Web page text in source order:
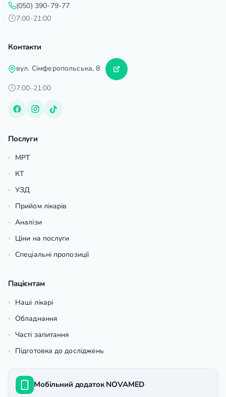
(050) 390-79-77
7:00-21:00
Контакти
вул. Сімферопольська, 8
7:00-21:00
Послуги
МРТ
КТ
УЗД
Прийом лікарів
Аналізи
Ціни на послуги
Спеціальні пропозиції
Пацієнтам
Наші лікарі
Обладнання
Часті запитання
Підготовка до досліджень
Мобільний додаток NOVAMED